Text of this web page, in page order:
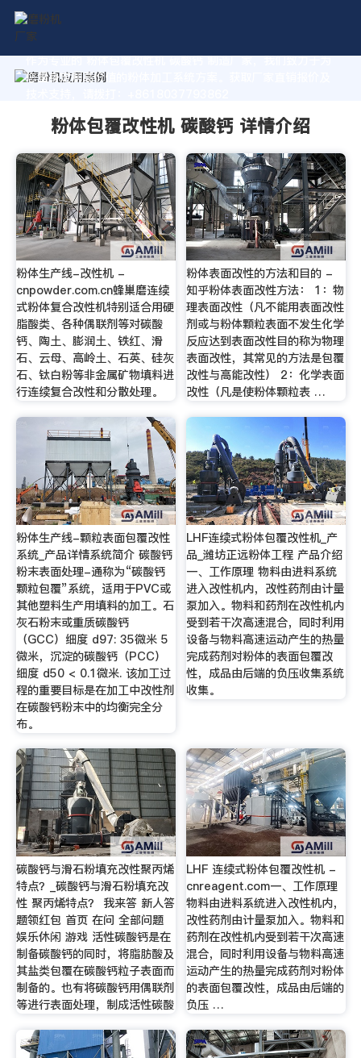
作为专业的 粉体包覆改性机 碳酸钙 制造厂家，我们致力于为
您量身定制高价值的粉体加工系统方案。获取厂家直销报价及
粉体包覆改性机 碳酸钙 详情介绍
粉体生产线-改性机 -
cnpowder.com.cn蜂巢磨连续
式粉体复合改性机特别适合用硬
脂酸类、各种偶联剂等对碳酸
钙、陶土、膨润土、铁红、滑
石、云母、高岭土、石英、硅灰
石、钛白粉等非金属矿物填料进
行连续复合改性和分散处理。
粉体表面改性的方法和目的 -
知乎粉体表面改性方法： 1：物
理表面改性（凡不能用表面改性
剂或与粉体颗粒表面不发生化学
反应达到表面改性目的称为物理
表面改性，其常见的方法是包覆
改性与高能改性） 2：化学表面
改性（凡是使粉体颗粒表 …
粉体生产线-颗粒表面包覆改性
系统_产品详情系统简介 碳酸钙
粉末表面处理-通称为“碳酸钙
颗粒包覆”系统，适用于PVC或
其他塑料生产用填料的加工。石
灰石粉末或重质碳酸钙
（GCC）细度 d97: 35微米 5
微米，沉淀的碳酸钙（PCC）
细度 d50 < 0.1微米. 该加工过
程的重要目标是在加工中改性剂
在碳酸钙粉末中的均衡完全分
布。
LHF连续式粉体包覆改性机_产
品_潍坊正远粉体工程 产品介绍
一、工作原理 物料由进料系统
进入改性机内，改性药剂由计量
泵加入。物料和药剂在改性机内
受到若干次高速混合，同时利用
设备与物料高速运动产生的热量
完成药剂对粉体的表面包覆改
性，成品由后端的负压收集系统
收集。
碳酸钙与滑石粉填充改性聚丙烯
特点？_碳酸钙与滑石粉填充改
性 聚丙烯特点？ 我来答 新人答
题领红包 首页 在问 全部问题
娱乐休闲 游戏 活性碳酸钙是在
制备碳酸钙的同时，将脂肪酸及
其盐类包覆在碳酸钙粒子表面而
制备的。也有将碳酸钙用偶联剂
等进行表面处理，制成活性碳酸
LHF 连续式粉体包覆改性机 -
cnreagent.com一、工作原理
物料由进料系统进入改性机内，
改性药剂由计量泵加入。物料和
药剂在改性机内受到若干次高速
混合，同时利用设备与物料高速
运动产生的热量完成药剂对粉体
的表面包覆改性，成品由后端的
负压 …